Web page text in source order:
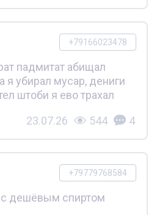
+79166023478
падмитат абищал
я убирал мусар, дениги
штоби я ево трахал
23.07.26 544 4
+79779768584
с дешёвым спиртом